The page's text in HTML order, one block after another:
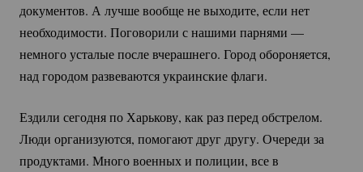
документов. А лучше вообще не выходите, если нет
необходимости. Поговорили с нашими парнями —
немного усталые после вчерашнего. Город обороняется,
над городом развеваются украинские флаги.
Ездили сегодня по Харькову, как раз перед обстрелом.
Люди организуются, помогают друг другу. Очереди за
продуктами. Много военных и полиции, все в